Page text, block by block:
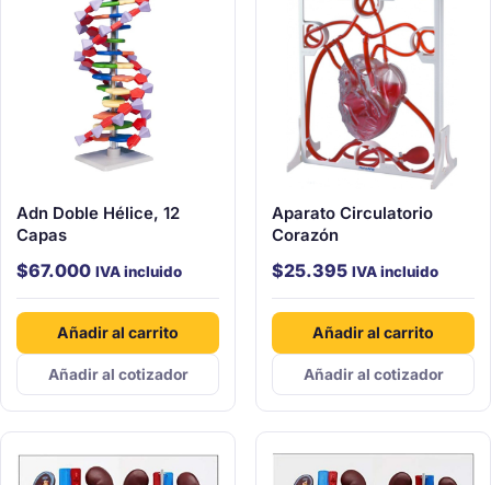
Adn Doble Hélice, 12
Capas
$67.000 IVA incluido
Añadir al carrito
Añadir al cotizador
Aparato Circulatorio
Corazón
$25.395 IVA incluido
Añadir al carrito
Añadir al cotizador